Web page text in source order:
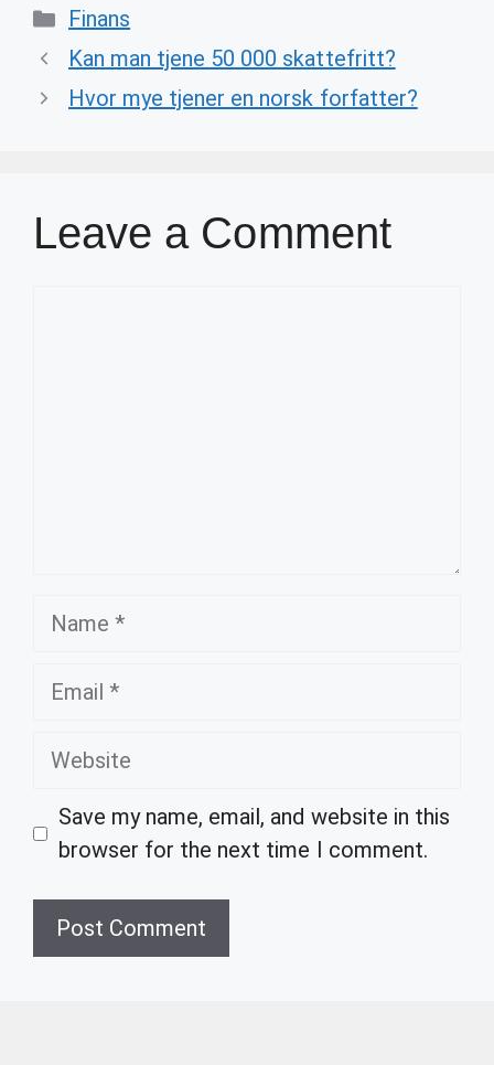
Categories
Finans
Kan man tjene 50 000 skattefritt?
Hvor mye tjener en norsk forfatter?
Leave a Comment
Name
Email
Website
Save my name, email, and website in this
browser for the next time I comment.